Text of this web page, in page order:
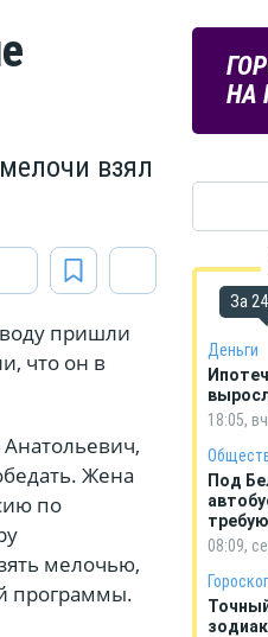
взял
пришли
что он в
Жена
по
мелочью,
программы.
НА
на
В
За
Деньги
18:05,
Под
08:09,